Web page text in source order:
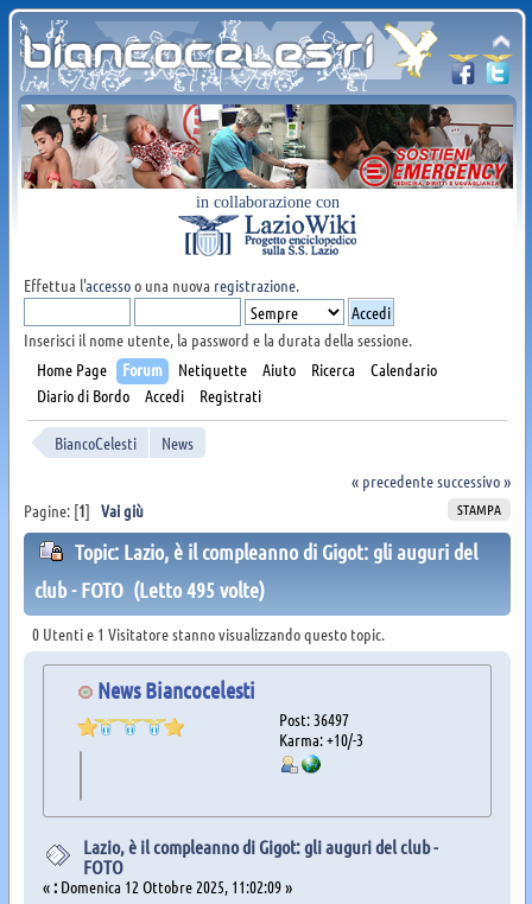
in collaborazione con
Effettua l'accessoo una nuova registrazione.
Inserisci il nome utente, la password e la durata della sessione.
Home Page
Forum Netiquette Aiuto Ricerca
Calendario
Diario di Bordo
Accedi Registrati
BiancoCelesti
News
« precedentesuccessivo »
STAMPA
Pagine: [1] Vai giù
Topic: Lazio, è il compleanno di Gigot: gli auguri del
club - FOTO (Letto 495 volte)
0 Utenti e 1 Visitatore stanno visualizzando questo topic.
News Biancocelesti
Post: 36497
Karma: +10/-3
Lazio, è il compleanno di Gigot: gli auguri del club -
FOTO
«:Domenica 12 Ottobre 2025, 11:02:09 »